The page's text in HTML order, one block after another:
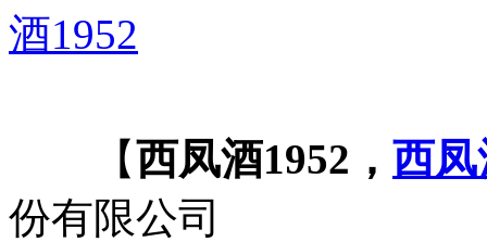
酒1952
【西凤酒1952， 西
份有限公司